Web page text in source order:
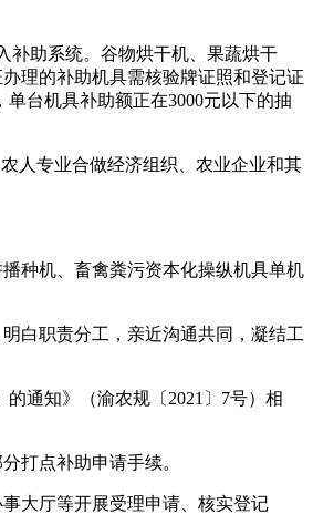
助系统。谷物烘干机、果蔬烘干
理的补助机具需核验牌证照和登记证
台机具补助额正在3000元以下的抽
人专业合做经济组织、农业企业和其
种机、畜禽粪污资本化操纵机具单机
白职责分工，亲近沟通共同，凝结工
通知》（渝农规〔2021〕7号）相
打点补助申请手续。
大厅等开展受理申请、核实登记